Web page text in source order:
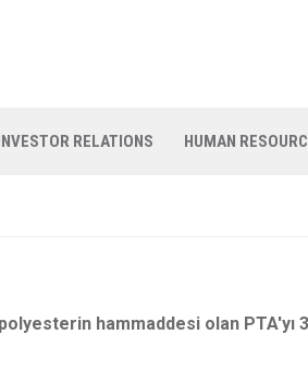
INVESTOR RELATIONS HUMAN
hammaddesi olan PTA'yı